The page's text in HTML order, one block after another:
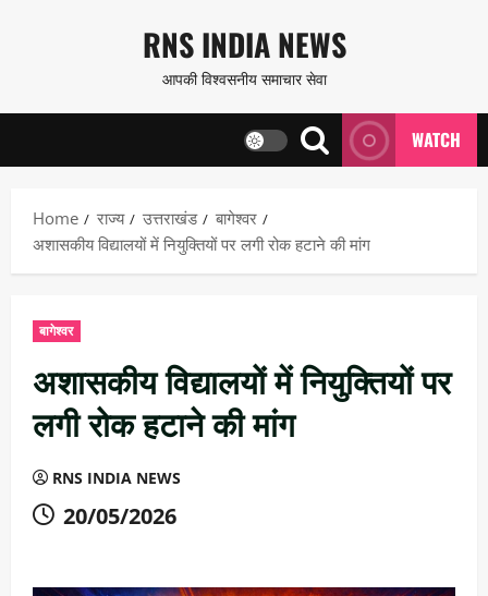
content
RNS INDIA NEWS
आपकी विश्वसनीय समाचार सेवा
WATCH
Home राज्य उत्तराखंड
बागेश्वर
अशासकीय विद्यालयों में नियुक्तियों पर लगी रोक हटाने की मांग
बागेश्वर
अशासकीय विद्यालयों में नियुक्तियों पर
लगी रोक हटाने की मांग
RNS INDIA NEWS
20/05/2026